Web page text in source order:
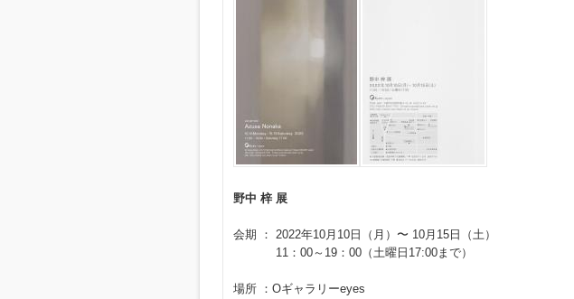
野中 梓 展
会期 ： 2022年10月10日（月）〜 10月15日（土）
11：00～19：00（土曜日17:00まで）
場所 ：Oギャラリーeyes